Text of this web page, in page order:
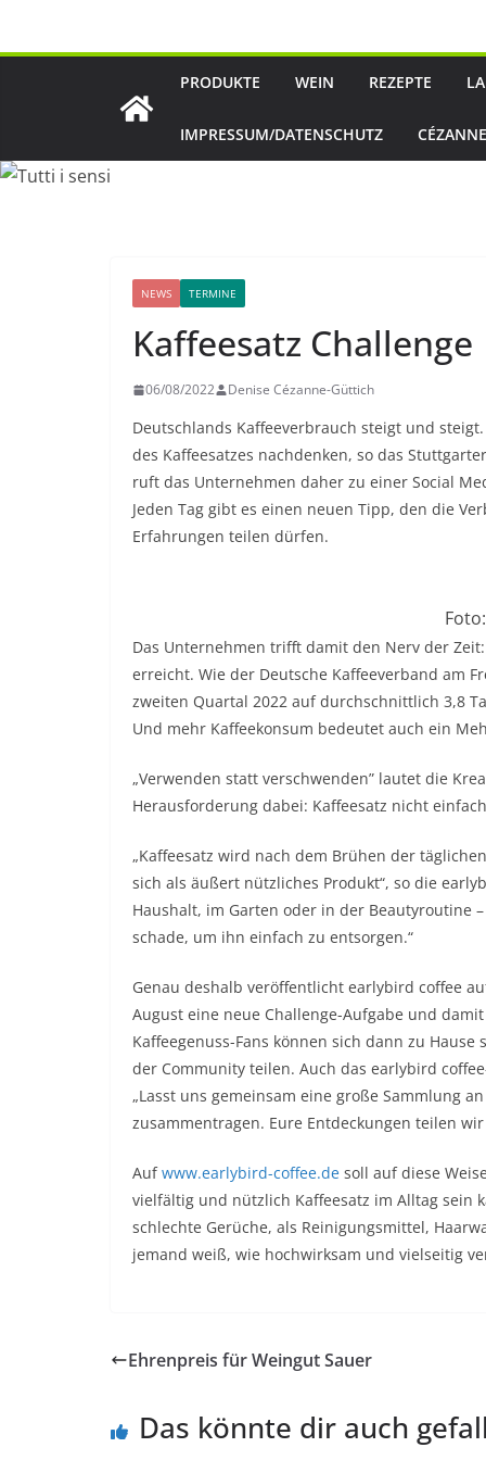
PRODUKTE WEIN REZEPTE
IMPRESSUM/DATENSCHUTZ
NEWS TERMINE
Kaffeesatz Challenge
06/08/2022 Denise Cézanne-Güttich
Deutschlands Kaffeeverbrauch steigt und
des Kaffeesatzes nachdenken, so das
ruft das Unternehmen daher zu einer Social
Jeden Tag gibt es einen neuen Tipp, den die
Erfahrungen teilen dürfen.
Das Unternehmen trifft damit den Nerv der
erreicht. Wie der Deutsche Kaffeeverband am
zweiten Quartal 2022 auf durchschnittlich 3,8
Und mehr Kaffeekonsum bedeutet auch ein
„Verwenden statt verschwenden” lautet die
Herausforderung dabei: Kaffeesatz nicht
„Kaffeesatz wird nach dem Brühen der
sich als äußert nützliches Produkt“, so die
Haushalt, im Garten oder in der Beautyroutine
schade, um ihn einfach zu entsorgen.“
Genau deshalb veröffentlicht earlybird coffee
August eine neue Challenge-Aufgabe und
Kaffeegenuss-Fans können sich dann zu
der Community teilen. Auch das earlybird
„Lasst uns gemeinsam eine große Sammlung
zusammentragen. Eure Entdeckungen teilen
Aufwww.earlybird-coffee.de soll auf diese
vielfältig und nützlich Kaffeesatz im Alltag sein
schlechte Gerüche, als Reinigungsmittel,
jemand weiß, wie hochwirksam und vielseitig
Ehrenpreis für Weingut Sauer
Das könnte dir auch